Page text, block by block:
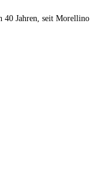
Jahren, seit